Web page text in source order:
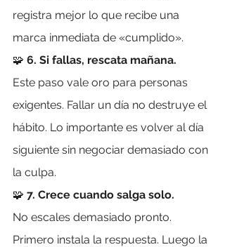
registra mejor lo que recibe una
marca inmediata de «cumplido».
🧩 6. Si fallas, rescata mañana.
Este paso vale oro para personas
exigentes. Fallar un día no destruye el
hábito. Lo importante es volver al día
siguiente sin negociar demasiado con
la culpa.
🧩 7. Crece cuando salga solo.
No escales demasiado pronto.
Primero instala la respuesta. Luego la